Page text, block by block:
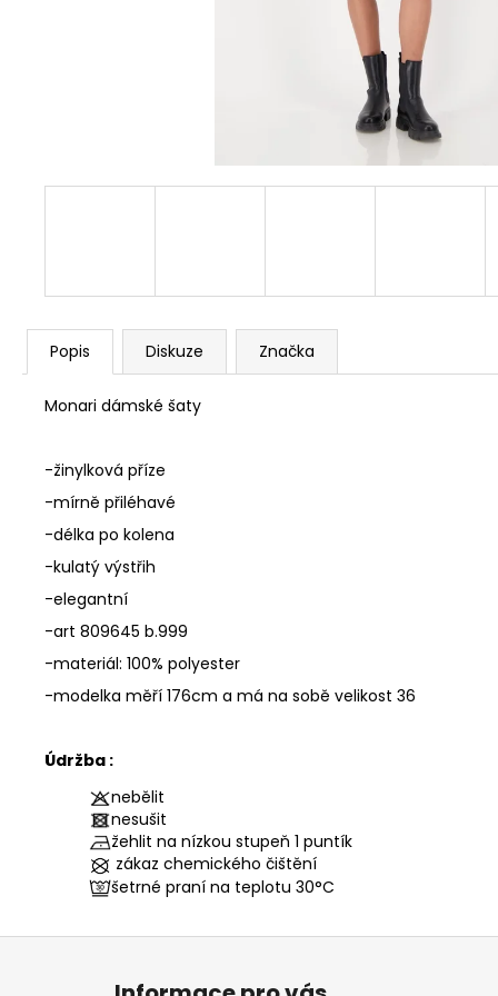
Popis Diskuze Značka
Monari dámské šaty
-žinylková příze
-mírně přiléhavé
-délka po kolena
-kulatý výstřih
-elegantní
-art 809645 b.999
-materiál: 100% polyester
-modelka měří 176cm a má na sobě velikost 36
Údržba :
nebělit
nesušit
žehlit na nízkou stupeň 1 puntík
zákaz chemického čištění
šetrné praní na teplotu 30°C
Z